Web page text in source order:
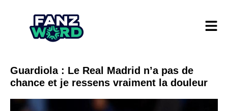
Guardiola : Le Real Madrid n’a pas de
chance et je ressens vraiment la douleur